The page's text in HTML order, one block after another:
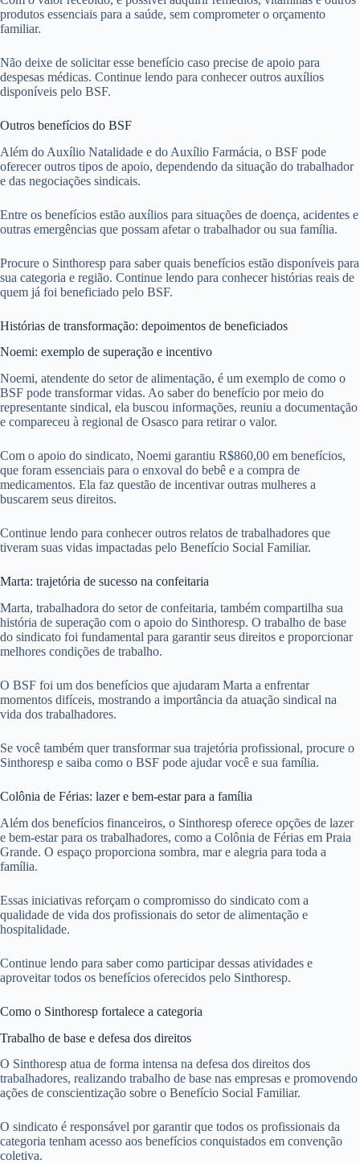
produtos essenciais para a saúde, sem comprometer o orçamento
familiar.
Não deixe de solicitar esse benefício caso precise de apoio para
despesas médicas. Continue lendo para conhecer outros auxílios
disponíveis pelo BSF.
Outros benefícios do BSF
Além do Auxílio Natalidade e do Auxílio Farmácia, o BSF pode
oferecer outros tipos de apoio, dependendo da situação do trabalhador
e das negociações sindicais.
Entre os benefícios estão auxílios para situações de doença, acidentes e
outras emergências que possam afetar o trabalhador ou sua família.
Procure o Sinthoresp para saber quais benefícios estão disponíveis para
sua categoria e região. Continue lendo para conhecer histórias reais de
quem já foi beneficiado pelo BSF.
Histórias de transformação: depoimentos de beneficiados
Noemi: exemplo de superação e incentivo
Noemi, atendente do setor de alimentação, é um exemplo de como o
BSF pode transformar vidas. Ao saber do benefício por meio do
representante sindical, ela buscou informações, reuniu a documentação
e compareceu à regional de Osasco para retirar o valor.
Com o apoio do sindicato, Noemi garantiu R$860,00 em benefícios,
que foram essenciais para o enxoval do bebê e a compra de
medicamentos. Ela faz questão de incentivar outras mulheres a
buscarem seus direitos.
Continue lendo para conhecer outros relatos de trabalhadores que
tiveram suas vidas impactadas pelo Benefício Social Familiar.
Marta: trajetória de sucesso na confeitaria
Marta, trabalhadora do setor de confeitaria, também compartilha sua
história de superação com o apoio do Sinthoresp. O trabalho de base
do sindicato foi fundamental para garantir seus direitos e proporcionar
melhores condições de trabalho.
O BSF foi um dos benefícios que ajudaram Marta a enfrentar
momentos difíceis, mostrando a importância da atuação sindical na
vida dos trabalhadores.
Se você também quer transformar sua trajetória profissional, procure o
Sinthoresp e saiba como o BSF pode ajudar você e sua família.
Colônia de Férias: lazer e bem-estar para a família
Além dos benefícios financeiros, o Sinthoresp oferece opções de lazer
e bem-estar para os trabalhadores, como a Colônia de Férias em Praia
Grande. O espaço proporciona sombra, mar e alegria para toda a
família.
Essas iniciativas reforçam o compromisso do sindicato com a
qualidade de vida dos profissionais do setor de alimentação e
hospitalidade.
Continue lendo para saber como participar dessas atividades e
aproveitar todos os benefícios oferecidos pelo Sinthoresp.
Como o Sinthoresp fortalece a categoria
Trabalho de base e defesa dos direitos
O Sinthoresp atua de forma intensa na defesa dos direitos dos
trabalhadores, realizando trabalho de base nas empresas e promovendo
ações de conscientização sobre o Benefício Social Familiar.
O sindicato é responsável por garantir que todos os profissionais da
categoria tenham acesso aos benefícios conquistados em convenção
coletiva.